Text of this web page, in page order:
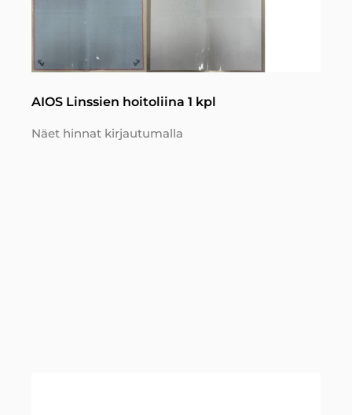
AIOS Linssien hoitoliina 1 kpl
Näet hinnat kirjautumalla